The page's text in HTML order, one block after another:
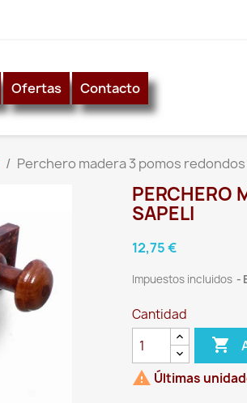
Ofertas Contacto
Perchero madera 3 pomos
PERCHERO
SAPELI
12,75 €
Impuestos incluidos
Cantidad

 Últimas